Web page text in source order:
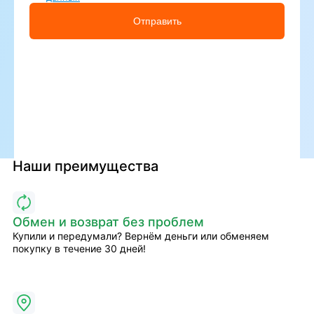
Отправить
Наши преимущества
Обмен и возврат без проблем
Купили и передумали? Вернём деньги или обменяем
покупку в течение 30 дней!